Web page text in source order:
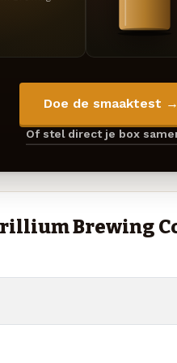
Doe de smaaktest →
Of stel direct je box
Brewing